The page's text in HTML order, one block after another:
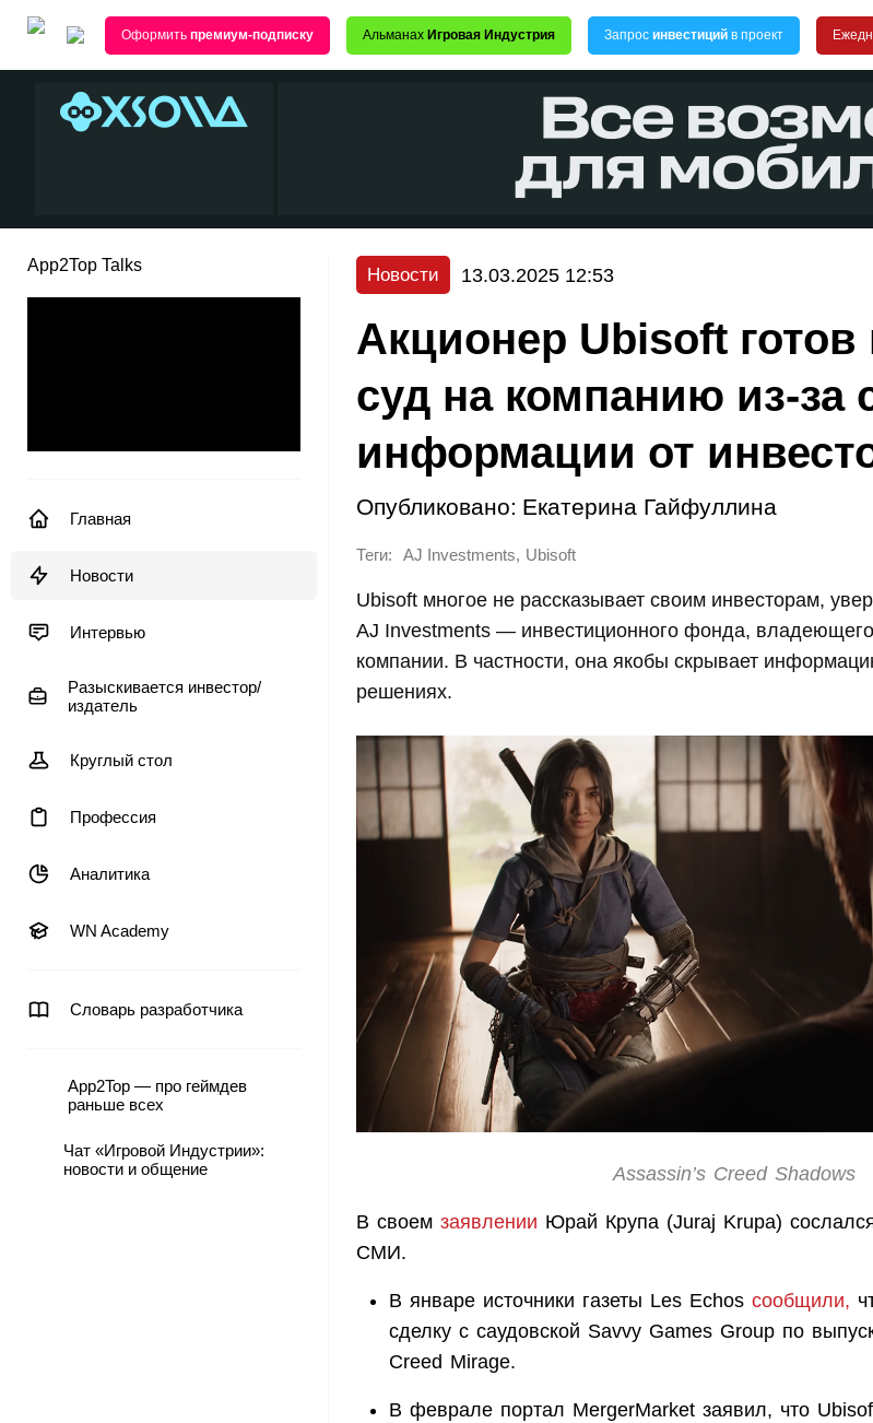
Оформить премиум-подписку Альманах Игровая Индустрия Запрос инвестиций в проект
App2Top Talks
Главная
Новости
Интервью
Разыскивается инвестор/
издатель
Круглый стол
Профессия
Аналитика
WN Academy
Словарь разработчика
App2Top — про геймдев
раньше всех
Чат «Игровой Индустрии»:
новости и общение
Новости 13.03.2025 12:53
Акционер Ubisoft готов
суд на компанию из-за
информации от
Опубликовано: Екатерина Гайфуллина
Теги: AJ Investments, Ubisoft
Ubisoft многое не рассказывает своим инвесторам,
AJ Investments — инвестиционного фонда,
компании. В частности, она якобы скрывает
решениях.
Assassin’s Creed Shadows
В своем заявлении Юрай Крупа (Juraj Krupa)
СМИ.
В январе источники газеты Les Echos сообщили,
сделку с саудовской Savvy Games Group по
Creed Mirage.
В феврале портал MergerMarket заявил, что